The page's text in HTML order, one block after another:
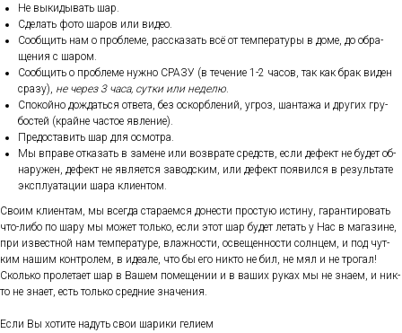
Не вы­киды­вать шар.
Сде­лать фо­то ша­ров или ви­део.
Со­об­щить нам о проб­ле­ме, рас­ска­зать всё от тем­пе­рату­ры в до­ме, до об­ра­
щения с ша­ром.
Со­об­щить о проб­ле­ме нуж­но СРА­ЗУ (в те­чение 1-2 ча­сов, так как брак ви­ден
сра­зу), не че­рез 3 ча­са, сут­ки или не­делю.
Спо­кой­но дож­дать­ся от­ве­та, без ос­кор­бле­ний, уг­роз, шан­та­жа и дру­гих гру­
бос­тей (край­не час­тое яв­ле­ние).
Пре­дос­та­вить шар для ос­мотра.
Мы впра­ве от­ка­зать в за­мене или воз­вра­те средств, ес­ли де­фект не бу­дет об­
на­ружен, де­фект не яв­ля­ет­ся за­вод­ским, или де­фект по­явил­ся в ре­зуль­та­те
экс­плу­ата­ции ша­ра кли­ен­том.
Сво­им кли­ен­там, мы всег­да ста­ра­ем­ся до­нес­ти прос­тую ис­ти­ну, га­ран­ти­ровать
что-ли­бо по ша­ру мы мо­жет толь­ко, ес­ли этот шар бу­дет ле­тать у Нас в ма­гази­не,
при из­вес­тной нам тем­пе­рату­ре, влаж­ности, ос­ве­щен­ности сол­нцем, и под чут­
ким на­шим кон­тро­лем, в иде­але, что бы его ник­то не бил, не мял и не тро­гал!
Сколь­ко про­лета­ет шар в Ва­шем по­меще­нии и в ва­ших ру­ках мы не зна­ем, и ник­
то не зна­ет, есть толь­ко сред­ние зна­чения.
Ес­ли Вы хо­тите на­дуть свои ша­рики ге­ли­ем